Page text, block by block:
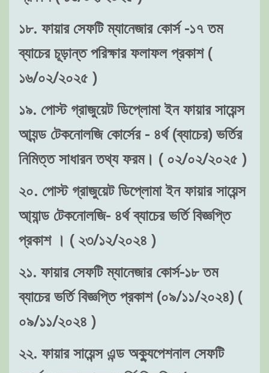
১৮. ফায়ার সেফটি ম্যানেজার কোর্স -১৭ তম
ব্যাচের চূড়ান্ত পরিক্ষার ফলাফল প্রকাশ (
১৬/০২/২০২৫ )
১৯. পোস্ট গ্রাজুয়েট ডিপ্লোমা ইন ফায়ার সায়েন্স
আ্যন্ড টেকনোলজি কোর্সের - ৪র্থ (ব্যাচের) ভর্তির
নিমিত্ত সাধারন তথ্য ফরম। ( ০২/০২/২০২৫ )
২০. পোস্ট গ্রাজুয়েট ডিপ্লোমা ইন ফায়ার সায়েন্স
আ্যান্ড টেকনোলজি- ৪র্থ ব্যাচের ভর্তি বিজ্ঞপ্তি
প্রকাশ । ( ২৩/১২/২০২৪ )
২১. ফায়ার সেফটি ম্যানেজার কোর্স-১৮ তম
ব্যাচের ভর্তি বিজ্ঞপ্তি প্রকাশ (০৯/১১/২০২৪) (
০৯/১১/২০২৪ )
২২. ফায়ার সায়েন্স এন্ড অক্যুপেশনাল সেফটি